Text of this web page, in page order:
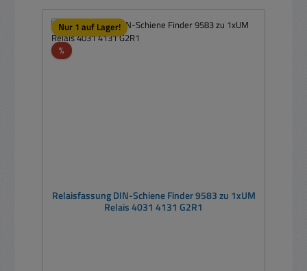
Nur 1 auf Lager!
%Rabatt
Relaisfassung DIN-Schiene Finder 9583 zu 1xUM
Relais 4031 4131 G2R1